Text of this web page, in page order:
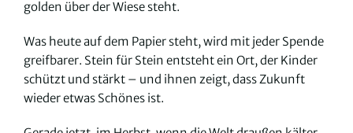
golden über der Wiese steht.
Was heute auf dem Papier steht, wird mit jeder Spende
greifbarer. Stein für Stein entsteht ein Ort, der Kinder
schützt und stärkt – und ihnen zeigt, dass Zukunft
wieder etwas Schönes ist.